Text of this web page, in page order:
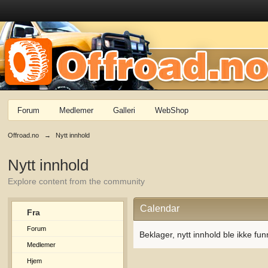
Forum Medlemer Galleri WebShop
Offroad.no → Nytt innhold
Nytt innhold
Explore content from the community
Fra
Forum
Medlemer
Hjem
Calendar
Beklager, nytt innhold ble ikke